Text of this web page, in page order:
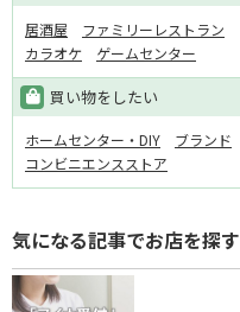
居酒屋
ファミリーレストラン
カラオケ
ゲームセンター
買い物をしたい
ホームセンター・DIY
ブランド
コンビニエンスストア
気になる記事でお店を探す